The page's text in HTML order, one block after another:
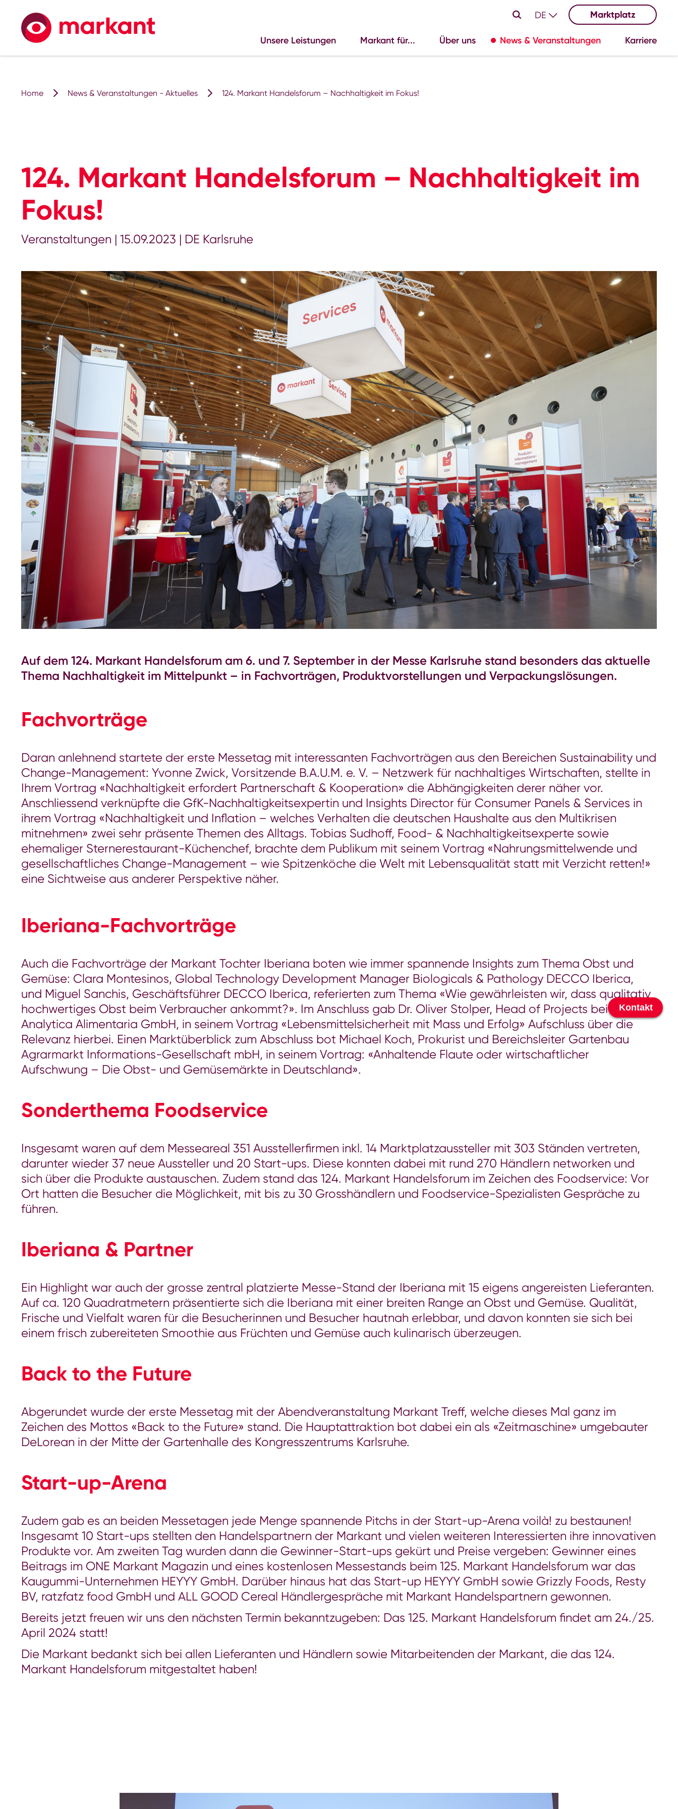
DE Marktplatz
Unsere Leistungen Markant für... Über uns News & Veranstaltungen Karriere
Home News & Veranstaltungen - Aktuelles 124. Markant Handelsforum – Nachhaltigkeit im Fokus!
124. Markant Handelsforum – Nachhaltigkeit im
Fokus!
Veranstaltungen | 15.09.2023 | DE Karlsruhe
Auf dem 124. Markant Handelsforum am 6. und 7. September in der Messe Karlsruhe stand besonders das aktuelle
Thema Nachhaltigkeit im Mittelpunkt – in Fachvorträgen, Produktvorstellungen und Verpackungslösungen.
Fachvorträge
Daran anlehnend startete der erste Messetag mit interessanten Fachvorträgen aus den Bereichen Sustainability und
Change-Management: Yvonne Zwick, Vorsitzende B.A.U.M. e. V. – Netzwerk für nachhaltiges Wirtschaften, stellte in
Ihrem Vortrag «Nachhaltigkeit erfordert Partnerschaft & Kooperation» die Abhängigkeiten derer näher vor.
Anschliessend verknüpfte die GfK-Nachhaltigkeitsexpertin und Insights Director für Consumer Panels & Services in
ihrem Vortrag «Nachhaltigkeit und Inflation – welches Verhalten die deutschen Haushalte aus den Multikrisen
mitnehmen» zwei sehr präsente Themen des Alltags. Tobias Sudhoff, Food- & Nachhaltigkeitsexperte sowie
ehemaliger Sternerestaurant-Küchenchef, brachte dem Publikum mit seinem Vortrag «Nahrungsmittelwende und
gesellschaftliches Change-Management – wie Spitzenköche die Welt mit Lebensqualität statt mit Verzicht retten!»
eine Sichtweise aus anderer Perspektive näher.
Iberiana-Fachvorträge
Auch die Fachvorträge der Markant Tochter Iberiana boten wie immer spannende Insights zum Thema Obst und
Gemüse: Clara Montesinos, Global Technology Development Manager Biologicals & Pathology DECCO Iberica,
und Miguel Sanchis, Geschäftsführer DECCO Iberica, referierten zum Thema «Wie gewährleisten wir, dass qualitativ
hochwertiges Obst beim Verbraucher ankommt?». Im Anschluss gab Dr. Oliver Stolper, Head of Projects bei
Analytica Alimentaria GmbH, in seinem Vortrag «Lebensmittelsicherheit mit Mass und Erfolg» Aufschluss über die
Relevanz hierbei. Einen Marktüberblick zum Abschluss bot Michael Koch, Prokurist und Bereichsleiter Gartenbau
Agrarmarkt Informations-Gesellschaft mbH, in seinem Vortrag: «Anhaltende Flaute oder wirtschaftlicher
Aufschwung – Die Obst- und Gemüsemärkte in Deutschland».
Sonderthema Foodservice
Insgesamt waren auf dem Messeareal 351 Ausstellerfirmen inkl. 14 Marktplatzaussteller mit 303 Ständen vertreten,
darunter wieder 37 neue Aussteller und 20 Start-ups. Diese konnten dabei mit rund 270 Händlern networken und
sich über die Produkte austauschen. Zudem stand das 124. Markant Handelsforum im Zeichen des Foodservice: Vor
Ort hatten die Besucher die Möglichkeit, mit bis zu 30 Grosshändlern und Foodservice-Spezialisten Gespräche zu
führen.
Iberiana & Partner
Ein Highlight war auch der grosse zentral platzierte Messe-Stand der Iberiana mit 15 eigens angereisten Lieferanten.
Auf ca. 120 Quadratmetern präsentierte sich die Iberiana mit einer breiten Range an Obst und Gemüse. Qualität,
Frische und Vielfalt waren für die Besucherinnen und Besucher hautnah erlebbar, und davon konnten sie sich bei
einem frisch zubereiteten Smoothie aus Früchten und Gemüse auch kulinarisch überzeugen.
Back to the Future
Abgerundet wurde der erste Messetag mit der Abendveranstaltung Markant Treff, welche dieses Mal ganz im
Zeichen des Mottos «Back to the Future» stand. Die Hauptattraktion bot dabei ein als «Zeitmaschine» umgebauter
DeLorean in der Mitte der Gartenhalle des Kongresszentrums Karlsruhe.
Start-up-Arena
Zudem gab es an beiden Messetagen jede Menge spannende Pitchs in der Start-up-Arena voilà! zu bestaunen!
Insgesamt 10 Start-ups stellten den Handelspartnern der Markant und vielen weiteren Interessierten ihre innovativen
Produkte vor. Am zweiten Tag wurden dann die Gewinner-Start-ups gekürt und Preise vergeben: Gewinner eines
Beitrags im ONE Markant Magazin und eines kostenlosen Messestands beim 125. Markant Handelsforum war das
Kaugummi-Unternehmen HEYYY GmbH. Darüber hinaus hat das Start-up HEYYY GmbH sowie Grizzly Foods, Resty
BV, ratzfatz food GmbH und ALL GOOD Cereal Händlergespräche mit Markant Handelspartnern gewonnen.
Bereits jetzt freuen wir uns den nächsten Termin bekanntzugeben: Das 125. Markant Handelsforum findet am 24./25.
April 2024 statt!
Die Markant bedankt sich bei allen Lieferanten und Händlern sowie Mitarbeitenden der Markant, die das 124.
Markant Handelsforum mitgestaltet haben!
Kontakt
Kontakt zu Ihrer